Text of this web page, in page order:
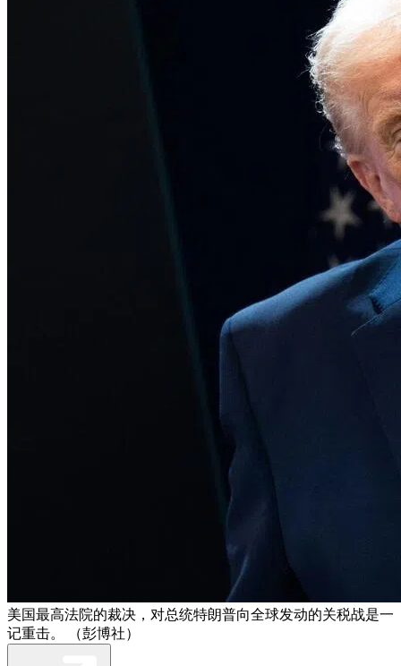
美国最高法院的裁决，对总统特朗普向全球发动的关税战是一
记重击。 （彭博社）